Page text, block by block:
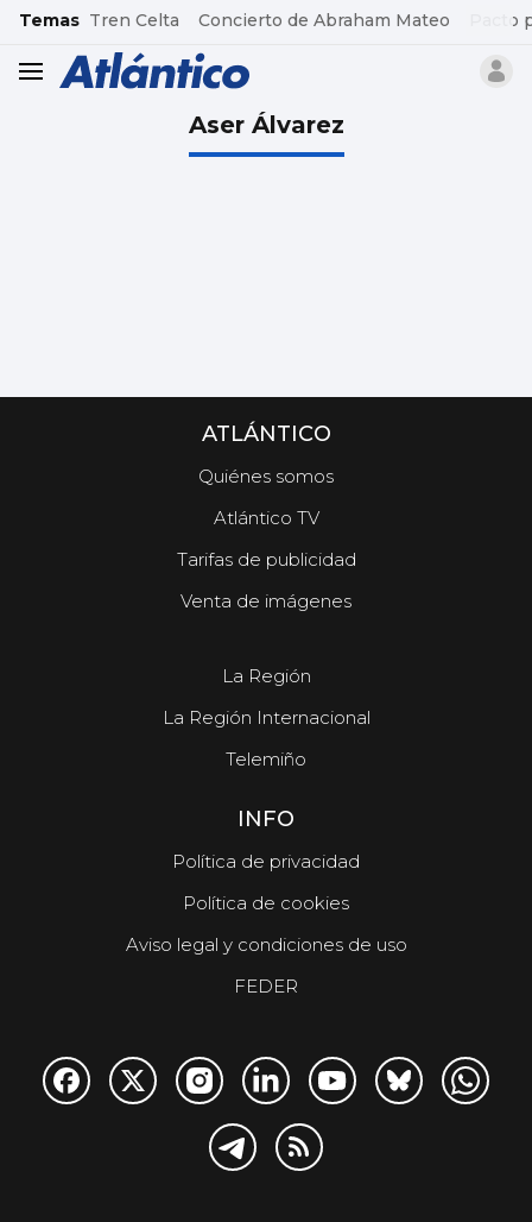
common.go-to-content
Temas Tren Celta Concierto de Abraham Mateo Pacto
header.menu.open
Aser Álvarez
ATLÁNTICO
Quiénes somos
Atlántico TV
Tarifas de publicidad
Venta de imágenes
La Región
La Región Internacional
Telemiño
INFO
Política de privacidad
Política de cookies
Aviso legal y condiciones de uso
FEDER